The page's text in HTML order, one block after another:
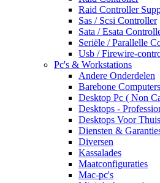
Raid Controller
Sas / Scsi Controller
Sata / Esata
Seriële / Parallelle
Usb / Firewire-
Pc's & Workstations
Andere Onderdelen
Barebone Computers
Desktop Pc ( Non
Desktops -
Desktops Voor
Diensten &
Diversen
Kassalades
Maatconfiguraties
Mac-pc's